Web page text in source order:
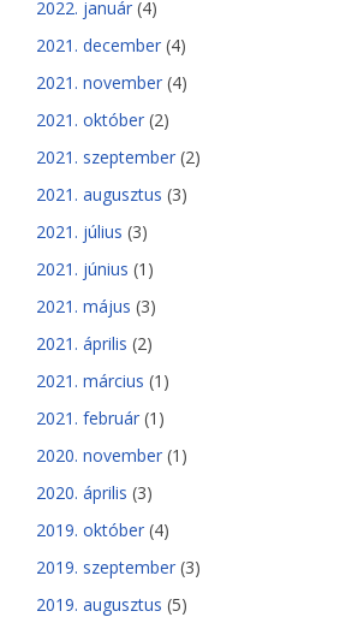
2022. január (4)
2021. december (4)
2021. november (4)
2021. október (2)
2021. szeptember (2)
2021. augusztus (3)
2021. július (3)
2021. június (1)
2021. május (3)
2021. április (2)
2021. március (1)
2021. február (1)
2020. november (1)
2020. április (3)
2019. október (4)
2019. szeptember (3)
2019. augusztus (5)